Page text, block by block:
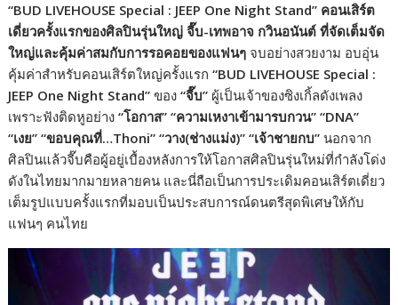
“BUD LIVEHOUSE Special : JEEP One Night Stand” คอนเสิร์ต
เดี่ยวครั้งแรกของศิลปินรุ่นใหญ่ จี๊บ-เทพอาจ กวินอนันต์ ที่จัดเต็มจัด
ใหญ่และคุ้มค่าสมกับการรอคอยของแฟนๆ จบอย่างสวยงาม อบอุ่น
คุ้มค่าสำหรับคอนเสิร์ตใหญ่ครั้งแรก“BUD LIVEHOUSE Special :
JEEP One Night Stand” ของ“จี๊บ” ผู้เป็นเจ้าของซิงเกิ้ลดังเพลง
เพราะฟังติดหูอย่าง“โอกาส” “ความเหงาเข้ามารบกวน” “DNA”
“เงย” “ขอบคุณที่…Thoni” “วาง(ช่างแม่ง)” “เจ้าชายกบ” นอกจาก
ศิลปินแล้วจี๊บคือผู้อยู่เบื้องหลังการให้โอกาสศิลปินรุ่นใหม่ที่กำลังโด่ง
ดังในไทยมากมายหลายคน และนี่ถือเป็นการประเดิมคอนเสิร์ตเดี่ยว
เต็มรูปแบบครั้งแรกที่มอบเป็นประสบการณ์ดนตรีสุดพิเศษให้กับ
แฟนๆ คนไทย